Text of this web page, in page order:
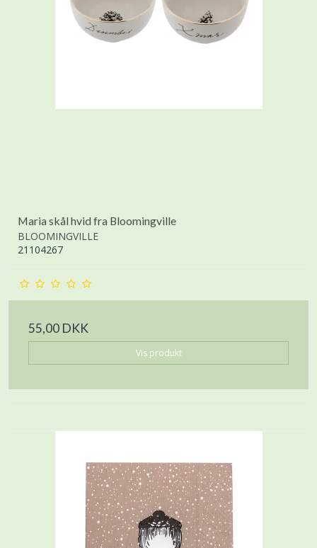
Maria skål hvid fra Bloomingville
BLOOMINGVILLE
21104267
55,00 DKK
Vis produkt